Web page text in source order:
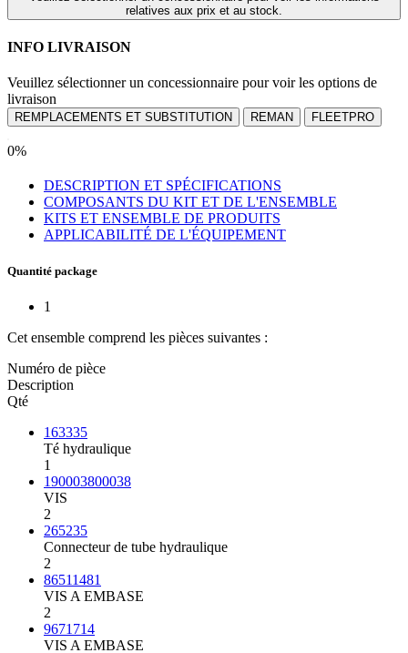
relatives aux prix et au stock.
INFO LIVRAISON
Veuillez sélectionner un concessionnaire pour voir les options de
livraison
REMPLACEMENTS ET SUBSTITUTION REMAN FLEETPRO
0%
DESCRIPTION ET SPÉCIFICATIONS
COMPOSANTS DU KIT ET DE L'ENSEMBLE
KITS ET ENSEMBLE DE PRODUITS
APPLICABILITÉ DE L'ÉQUIPEMENT
Quantité package
1
Cet ensemble comprend les pièces suivantes :
Numéro de pièce
Description
Qté
163335
Té hydraulique
1
190003800038
VIS
2
265235
Connecteur de tube hydraulique
2
86511481
VIS A EMBASE
2
9671714
VIS A EMBASE